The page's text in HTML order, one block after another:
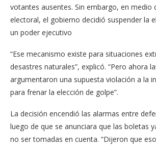
votantes ausentes. Sin embargo, en medio
electoral, el gobierno decidió suspender la
un poder ejecutivo
“Ese mecanismo existe para situaciones
desastres naturales”, explicó. “Pero ahora
argumentaron una supuesta violación a la
para frenar la elección de golpe”.
La decisión encendió las alarmas entre
luego de que se anunciara que las boletas
no ser tomadas en cuenta. “Dijeron que